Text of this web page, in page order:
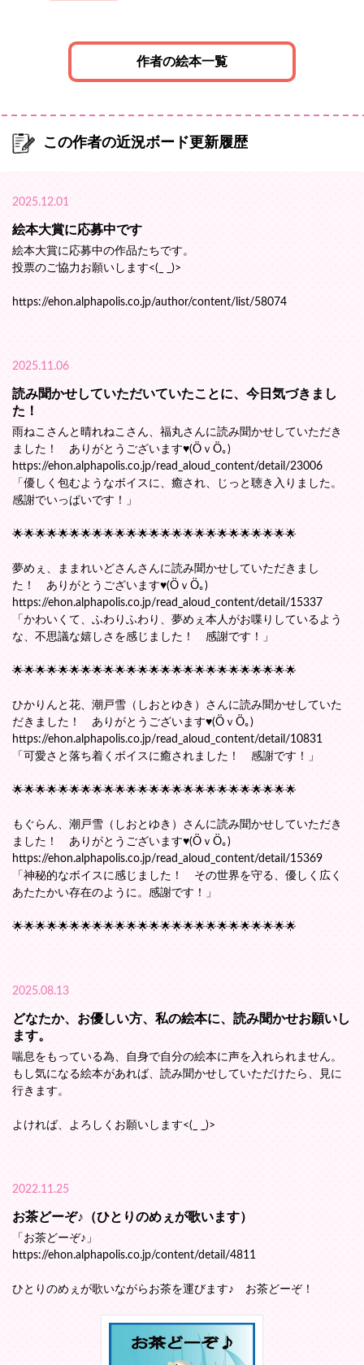
作者の絵本一覧
この作者の近況ボード更新履歴
2025.12.01
絵本大賞に応募中です
絵本大賞に応募中の作品たちです。
投票のご協力お願いします<(_ _)>
https://ehon.alphapolis.co.jp/author/content/list/58074
2025.11.06
読み聞かせしていただいていたことに、今日気づきまし
た！
雨ねこさんと晴れねこさん、福丸さんに読み聞かせしていただき
ました！ ありがとうございます♥(ӦｖӦ｡)
https://ehon.alphapolis.co.jp/read_aloud_content/detail/23006
「優しく包むようなボイスに、癒され、じっと聴き入りました。
感謝でいっぱいです！」
🌟🌟🌟🌟🌟🌟🌟🌟🌟🌟🌟🌟🌟🌟🌟🌟🌟🌟🌟🌟🌟🌟🌟🌟🌟
夢めぇ、ままれいどさんさんに読み聞かせしていただきまし
た！ ありがとうございます♥(ӦｖӦ｡)
https://ehon.alphapolis.co.jp/read_aloud_content/detail/15337
「かわいくて、ふわりふわり、夢めぇ本人がお喋りしているよう
な、不思議な嬉しさを感じました！ 感謝です！」
🌟🌟🌟🌟🌟🌟🌟🌟🌟🌟🌟🌟🌟🌟🌟🌟🌟🌟🌟🌟🌟🌟🌟🌟🌟
ひかりんと花、潮戸雪（しおとゆき）さんに読み聞かせしていた
だきました！ ありがとうございます♥(ӦｖӦ｡)
https://ehon.alphapolis.co.jp/read_aloud_content/detail/10831
「可愛さと落ち着くボイスに癒されました！ 感謝です！」
🌟🌟🌟🌟🌟🌟🌟🌟🌟🌟🌟🌟🌟🌟🌟🌟🌟🌟🌟🌟🌟🌟🌟🌟🌟
もぐらん、潮戸雪（しおとゆき）さんに読み聞かせしていただき
ました！ ありがとうございます♥(ӦｖӦ｡)
https://ehon.alphapolis.co.jp/read_aloud_content/detail/15369
「神秘的なボイスに感じました！ その世界を守る、優しく広く
あたたかい存在のように。感謝です！」
🌟🌟🌟🌟🌟🌟🌟🌟🌟🌟🌟🌟🌟🌟🌟🌟🌟🌟🌟🌟🌟🌟🌟🌟🌟
2025.08.13
どなたか、お優しい方、私の絵本に、読み聞かせお願いし
ます。
喘息をもっている為、自身で自分の絵本に声を入れられません。
もし気になる絵本があれば、読み聞かせしていただけたら、見に
行きます。
よければ、よろしくお願いします<(_ _)>
2022.11.25
お茶どーぞ♪（ひとりのめぇが歌います）
「お茶どーぞ♪」
https://ehon.alphapolis.co.jp/content/detail/4811
ひとりのめぇが歌いながらお茶を運びます♪ お茶どーぞ！